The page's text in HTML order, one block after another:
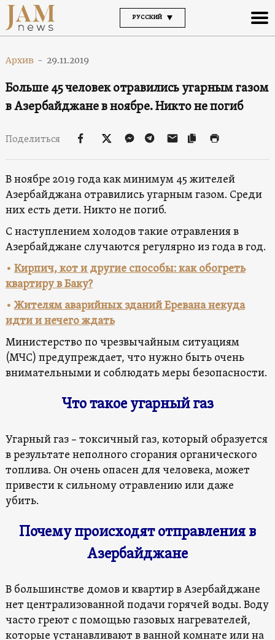
РУССКИЙ
Архив - 29.11.2019
Больше 45 человек отравились угарным газом
в Азербайджане в ноябре. Никто не погиб
Поделиться
В ноябре 2019 года как минимум 45 жителей
Азербайджана отравились угарным газом. Среди
них есть дети. Никто не погиб.
С наступлением холодов такие отравления в
Азербайджане случаются регулярно из года в год.
• Кирпич, кот и другие способы: как обогреть
квартиру в Баку?
• Жителям аварийных зданий Еревана некуда
идти и нечего ждать
Министерство по чрезвычайным ситуациям
(МЧС) предупреждает, что нужно быть очень
внимательными и соблюдать меры безопасности.
Что такое угарный газ
Угарный газ – токсичный газ, который образуется
в результате неполного сгорания органического
топлива. Он очень опасен для человека, может
привести к сильному отравлению или даже
убить.
Почему происходят отправления в
Азербайджане
В большинстве домов и квартир в Азербайджане
нет централизованной подачи горячей воды. Воду
часто греют с помощью газовых нагревателей,
которые устанавливают в ванной комнате или на